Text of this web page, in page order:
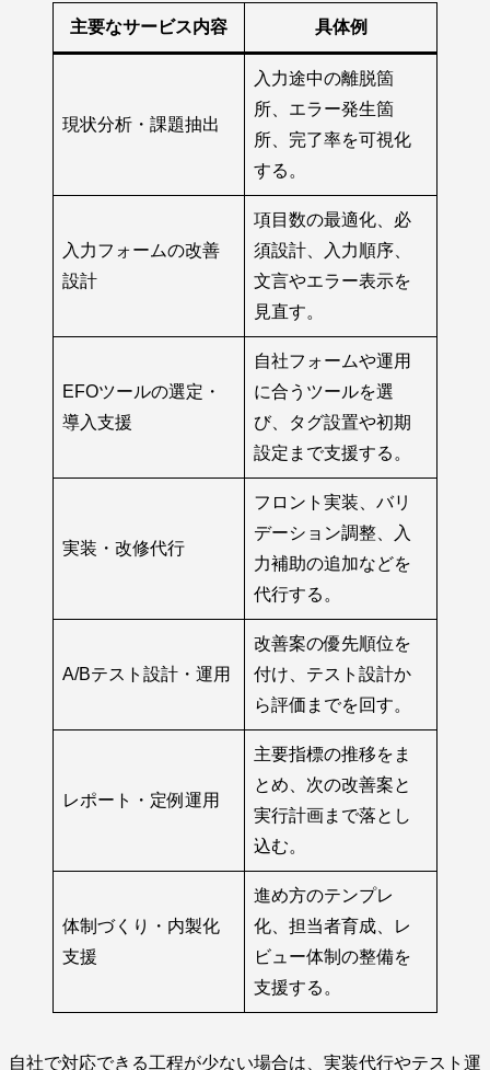
主要なサービス内容 具体例
現状分析・課題抽出
入力途中の離脱箇
所、エラー発生箇
所、完了率を可視化
する。
入力フォームの改善
設計
項目数の最適化、必
須設計、入力順序、
文言やエラー表示を
見直す。
EFOツールの選定・
導入支援
自社フォームや運用
に合うツールを選
び、タグ設置や初期
設定まで支援する。
実装・改修代行
フロント実装、バリ
デーション調整、入
力補助の追加などを
代行する。
A/Bテスト設計・運用
改善案の優先順位を
付け、テスト設計か
ら評価までを回す。
レポート・定例運用
主要指標の推移をま
とめ、次の改善案と
実行計画まで落とし
込む。
体制づくり・内製化
支援
進め方のテンプレ
化、担当者育成、レ
ビュー体制の整備を
支援する。
自社で対応できる工程が少ない場合は、実装代行やテスト運